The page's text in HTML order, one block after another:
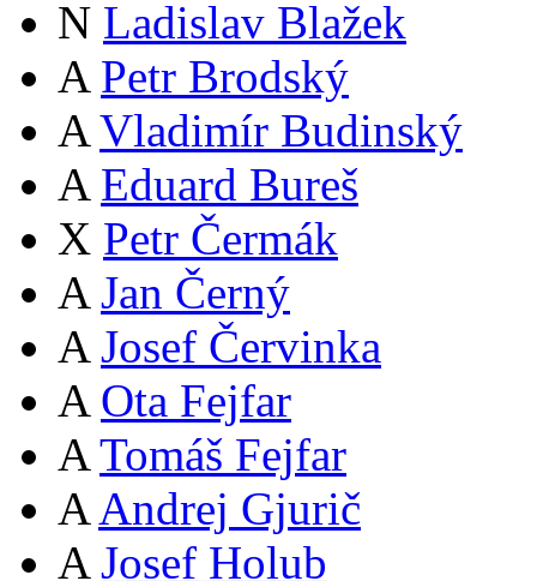
N Ladislav Blažek
A Petr Brodský
A Vladimír Budinský
A Eduard Bureš
X Petr Čermák
A Jan Černý
A Josef Červinka
A Ota Fejfar
A Tomáš Fejfar
A Andrej Gjurič
A Josef Holub